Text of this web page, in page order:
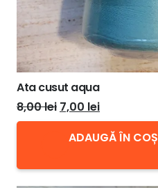
Ata cusut aqua
8,00lei Prețul
inițial
8,00 lei.
7,00 leiPrețul
curent
este:
ADAUGĂ ÎN COȘ